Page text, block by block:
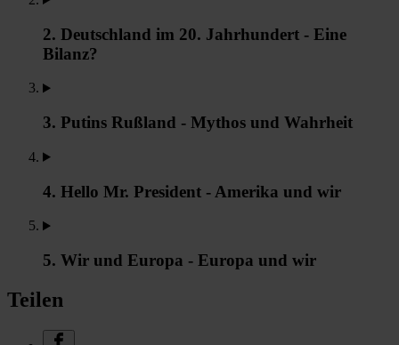
2. Deutschland im 20. Jahrhundert - Eine
Bilanz?
3. Putins Rußland - Mythos und Wahrheit
4. Hello Mr. President - Amerika und wir
5. Wir und Europa - Europa und wir
Teilen